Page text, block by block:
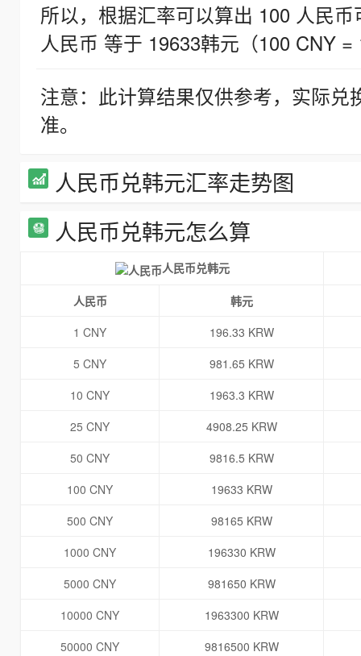
所以，根据汇率可以算出 100 人民
人民币 等于 19633韩元（100 CNY =
注意：此计算结果仅供参考，实际
准。
人民币兑韩元汇率走势图
人民币兑韩元怎么算
人民币兑韩元
人民币
韩元
1 CNY
196.33 KRW
5 CNY
981.65 KRW
10 CNY
1963.3 KRW
25 CNY
4908.25 KRW
50 CNY
9816.5 KRW
100 CNY
19633 KRW
500 CNY
98165 KRW
1000 CNY
196330 KRW
5000 CNY
981650 KRW
10000 CNY
1963300 KRW
50000 CNY
9816500 KRW